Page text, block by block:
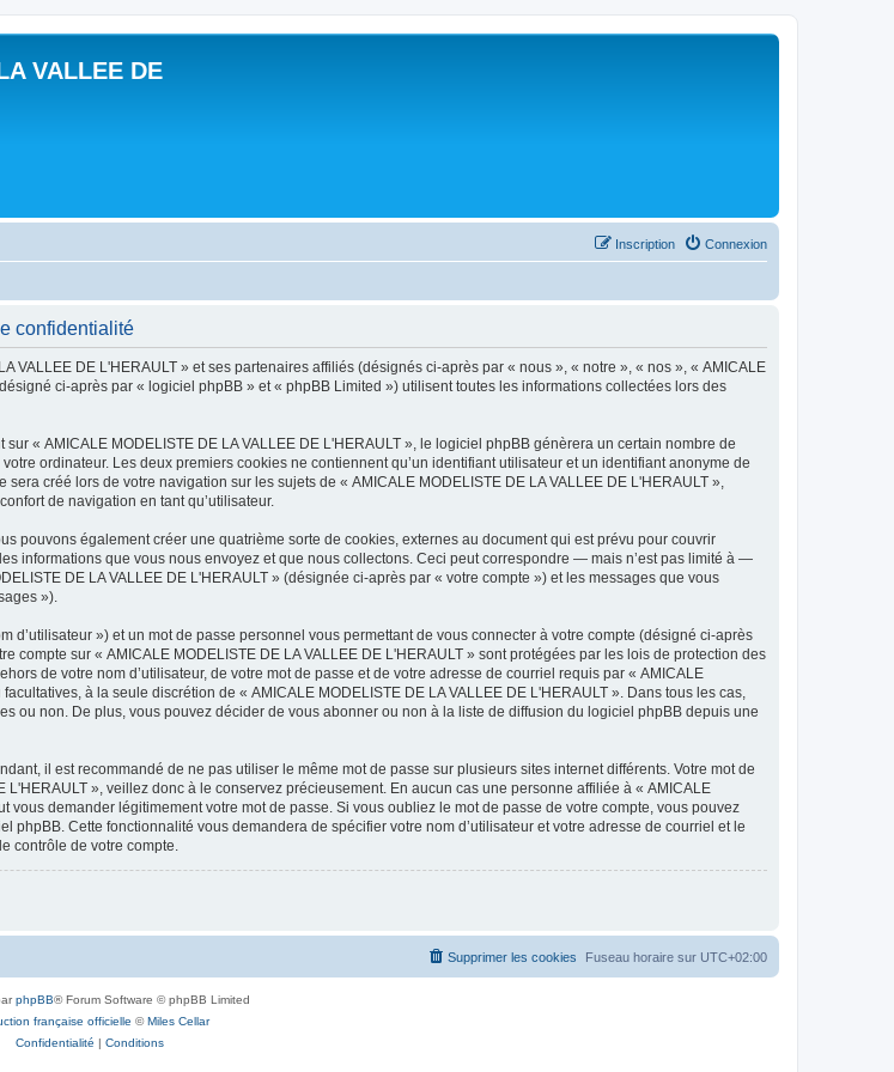
VALLEE DE
Connexion
Inscription
confidentialité
DE L'HERAULT » et ses partenaires affiliés (désignés ci-après par « nous », « notre », « nos », « AMICALE
ci-après par « logiciel phpBB » et « phpBB Limited ») utilisent toutes les informations collectées lors des
« AMICALE MODELISTE DE LA VALLEE DE L'HERAULT », le logiciel phpBB génèrera un certain nombre de
ordinateur. Les deux premiers cookies ne contiennent qu’un identifiant utilisateur et un identifiant anonyme de
créé lors de votre navigation sur les sujets de « AMICALE MODELISTE DE LA VALLEE DE L'HERAULT »,
de navigation en tant qu’utilisateur.
pouvons également créer une quatrième sorte de cookies, externes au document qui est prévu pour couvrir
informations que vous nous envoyez et que nous collectons. Ceci peut correspondre — mais n’est pas limité à —
DE LA VALLEE DE L'HERAULT » (désignée ci-après par « votre compte ») et les messages que vous
»).
») et un mot de passe personnel vous permettant de vous connecter à votre compte (désigné ci-après
sur « AMICALE MODELISTE DE LA VALLEE DE L'HERAULT » sont protégées par les lois de protection des
de votre nom d’utilisateur, de votre mot de passe et de votre adresse de courriel requis par « AMICALE
à la seule discrétion de « AMICALE MODELISTE DE LA VALLEE DE L'HERAULT ». Dans tous les cas,
ou non. De plus, vous pouvez décider de vous abonner ou non à la liste de diffusion du logiciel phpBB depuis une
il est recommandé de ne pas utiliser le même mot de passe sur plusieurs sites internet différents. Votre mot de
», veillez donc à le conservez précieusement. En aucun cas une personne affiliée à « AMICALE
vous demander légitimement votre mot de passe. Si vous oubliez le mot de passe de votre compte, vous pouvez
Cette fonctionnalité vous demandera de spécifier votre nom d’utilisateur et votre adresse de courriel et le
contrôle de votre compte.
Fuseau horaire sur UTC+02:00
Supprimer les cookies
phpBB® Forum Software © phpBB Limited
française officielle ©Miles Cellar
Confidentialité | Conditions